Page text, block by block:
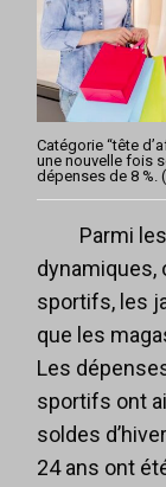
Catégorie “tête
une nouvelle fois
dépenses de 8 %.
Parmi
dynamiques,
sportifs, les
que les
Les
sportifs ont
soldes
24 ans ont